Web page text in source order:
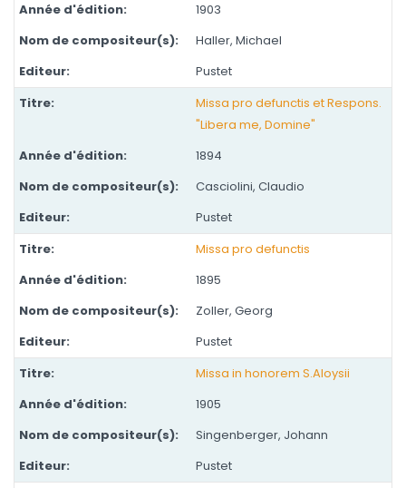
1903
Haller, Michael
Pustet
Missa pro defunctis et Respons.
"Libera me, Domine"
1894
Casciolini, Claudio
Pustet
Missa pro defunctis
1895
Zoller, Georg
Pustet
Missa in honorem S.Aloysii
1905
Singenberger, Johann
Pustet